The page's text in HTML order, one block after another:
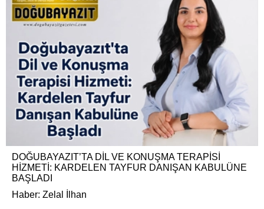
DOĞUBAYAZIT’TA DİL VE KONUŞMA TERAPİSİ
HİZMETİ: KARDELEN TAYFUR DANIŞAN KABULÜNE
BAŞLADI
Haber: Zelal İlhan